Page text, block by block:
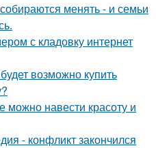
менять - и семьи
с кладовку интернет
возможно купить
можно навести красоту и
- конфликт закончился